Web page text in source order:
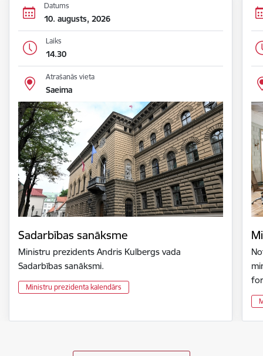
Datums
10. augusts, 2026
Laiks
14.30
Atrašanās vieta
Saeima
Sadarbības sanāksme
Ministru prezidents Andris Kulbergs vada
Sadarbības sanāksmi.
Ministru prezidenta kalendārs